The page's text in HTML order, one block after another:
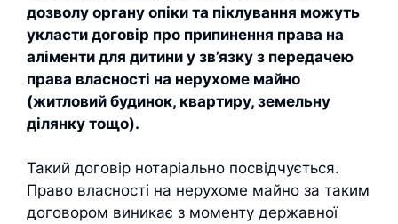
дозволу органу опіки та піклування можуть
укласти договір про припинення права на
аліменти для дитини у зв’язку з передачею
права власності на нерухоме майно
(житловий будинок, квартиру, земельну
ділянку тощо).
Такий договір нотаріально посвідчується.
Право власності на нерухоме майно за таким
договором виникає з моменту державної